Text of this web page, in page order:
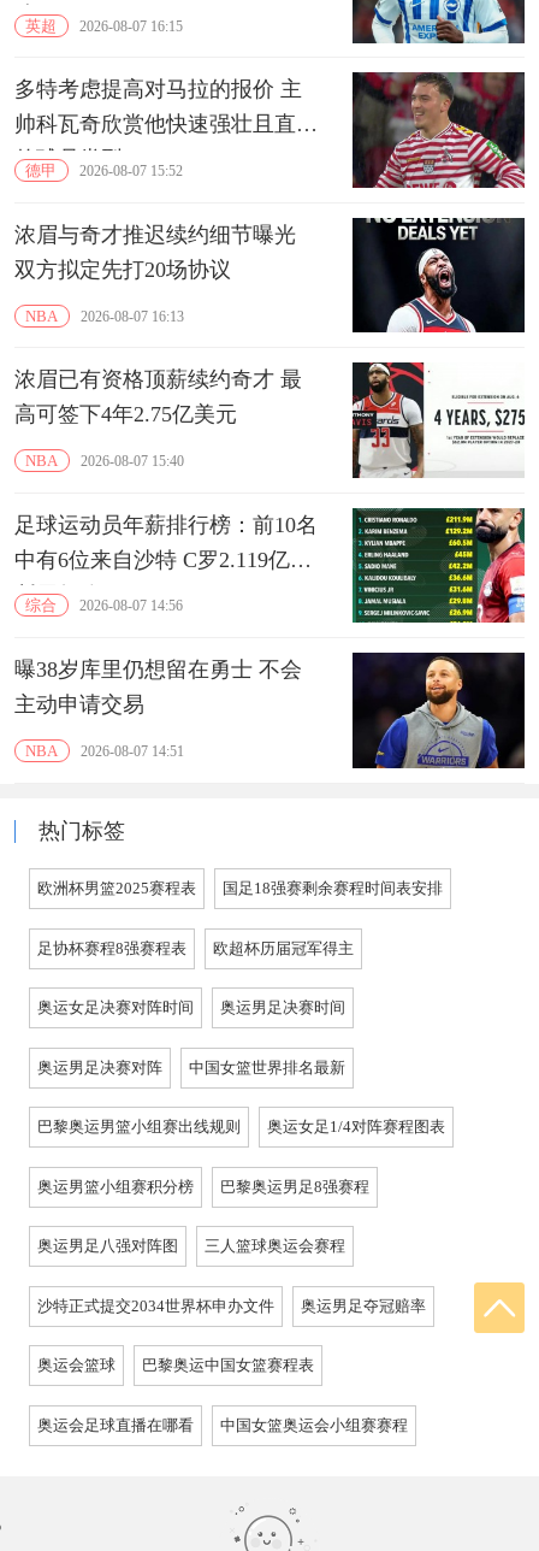
队英超 2026-08-07 16:15
多特考虑提高对马拉的报价 主
帅科瓦奇欣赏他快速强壮且直接
的球员类型
德甲 2026-08-07 15:52
浓眉与奇才推迟续约细节曝光
双方拟定先打20场协议
NBA 2026-08-07 16:13
浓眉已有资格顶薪续约奇才 最
高可签下4年2.75亿美元
NBA 2026-08-07 15:40
足球运动员年薪排行榜：前10名
中有6位来自沙特 C罗2.119亿镑
断层领跑‌
综合 2026-08-07 14:56
曝38岁库里仍想留在勇士 不会
主动申请交易
NBA 2026-08-07 14:51
热门标签
欧洲杯男篮2025赛程表 国足18强赛剩余赛程时间表安排
足协杯赛程8强赛程表 欧超杯历届冠军得主
奥运女足决赛对阵时间 奥运男足决赛时间
奥运男足决赛对阵 中国女篮世界排名最新
巴黎奥运男篮小组赛出线规则 奥运女足1/4对阵赛程图表
奥运男篮小组赛积分榜 巴黎奥运男足8强赛程
奥运男足八强对阵图 三人篮球奥运会赛程
沙特正式提交2034世界杯申办文件 奥运男足夺冠赔率
奥运会篮球 巴黎奥运中国女篮赛程表
奥运会足球直播在哪看 中国女篮奥运会小组赛赛程